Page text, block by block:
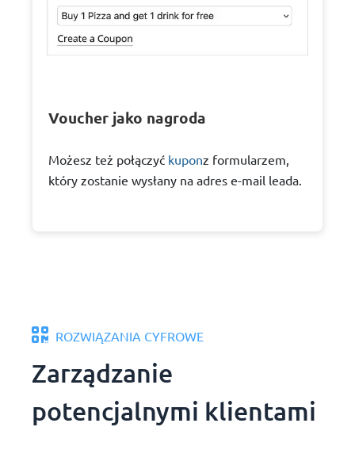
Voucher jako nagroda
Możesz też połączyć kuponz formularzem,
który zostanie wysłany na adres e-mail leada.
ROZWIĄZANIA CYFROWE
Zarządzanie
potencjalnymi klientami